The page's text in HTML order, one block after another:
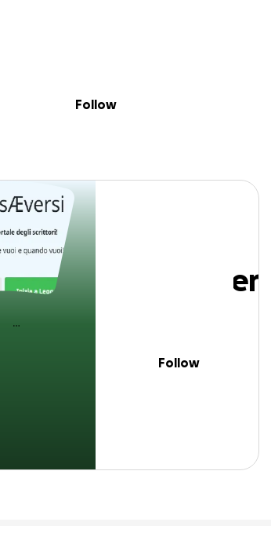
PorsaeVersi
Follow
PorsaeVersi
Follow